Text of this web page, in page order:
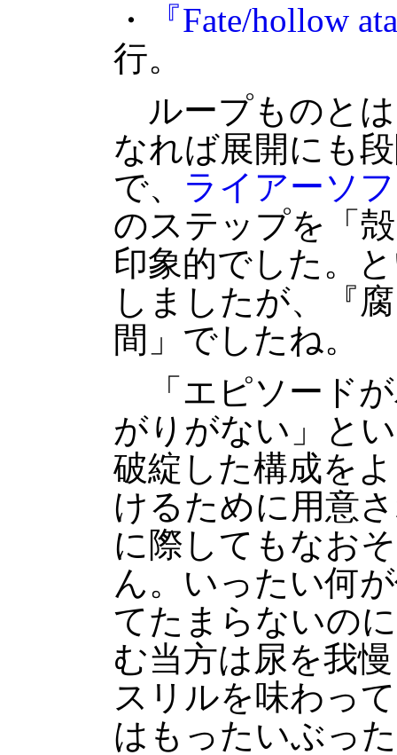
・
『Fate/hollow
行。
ループものと
なれば展開にも
で、 ライアーソ
のステップを「
印象的でした。
しましたが、『
間」でしたね。
「エピソード
がりがない」と
破綻した構成を
けるために用意
に際してもなお
ん。いったい何
てたまらないの
む当方は尿を我
スリルを味わっ
はもったいぶっ